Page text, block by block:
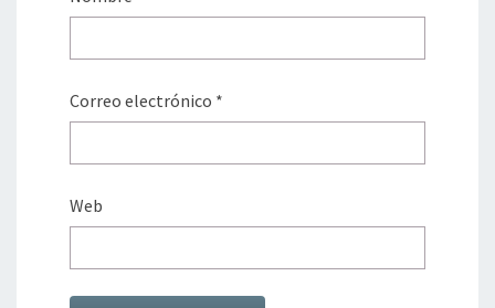
Correo electrónico *
Web